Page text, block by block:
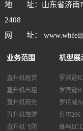
地 址：山东省济南市
2408
网 址：
业务范围
直升机租赁
直升机出租
直升机观光
直升机旅游
直升机飞防
机型展
罗宾逊
罗宾逊
罗特威
贝尔206
蜂鸟